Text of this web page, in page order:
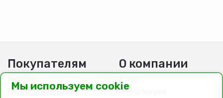
Покупателям
Каталог
Вопросы и ответы
О компании
О нас
Фотогалерея
Мы используем cookie